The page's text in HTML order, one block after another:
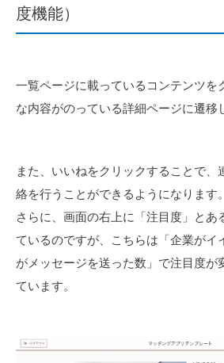
度機能）
一覧ページに載っているコンテンツを
な内容がのっている詳細ページに遷移
また、いいねをクリックすることで、
絡を行うことができるようになります。
さらに、画面の右上に「注目度」とあ
ているのですが、こちらは「企業がイ
がメッセージを送った数」で注目度が
ています。